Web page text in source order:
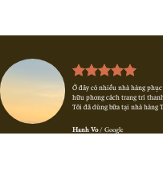
Ở đây có nhiều nhà hàng
hữu phong cách trang trí
Tôi đã dùng bữa tại nhà hàng
Hanh Vo/Google